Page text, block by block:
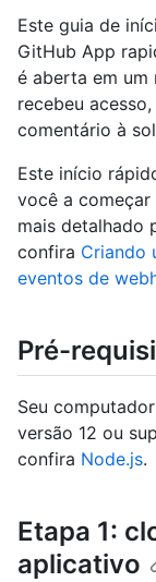
Este guia de
GitHub App
é aberta em
recebeu
comentário à
Este início
você a
mais detalhado
confira Criando
eventos de
Pré-
Seu
versão 12 ou
confira Node.js.
Etapa 1:
aplicativo